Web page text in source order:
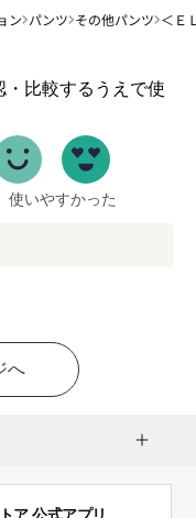
ン パンツ その他パンツ ＜Ｅ
比較するうえで使
使いやすかった
へ
ア 公式アプリ